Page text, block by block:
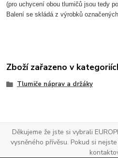
(pro uchycení obou tlumičů jsou tedy
Balení se skládá z výrobků
Zboží zařazeno v
Tlumiče náprav a držáky
Děkujeme že jste si vybrali
vysněného přívěsu. Pokud si